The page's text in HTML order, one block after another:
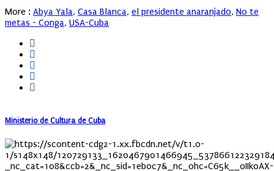
More : Abya Yala, Casa Blanca, el presidente anaranjado, No te
metas - Conga, USA-Cuba
Ministerio de Cultura de Cuba